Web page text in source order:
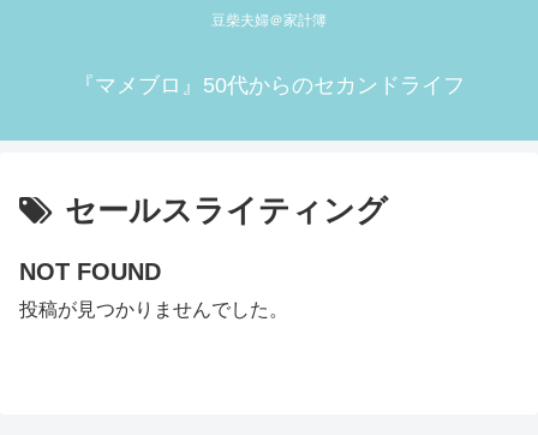
豆柴夫婦＠家計簿
『マメブロ』50代からのセカンドライフ
セールスライティング
NOT FOUND
投稿が見つかりませんでした。